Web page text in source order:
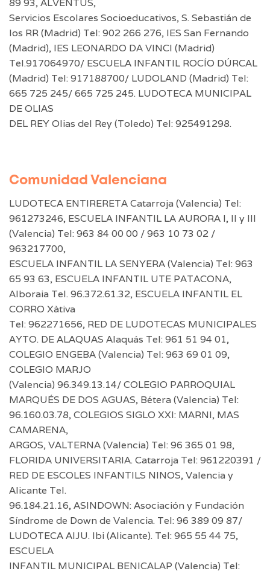
89 93, ALVENTUS,
Servicios Escolares Socioeducativos, S. Sebastián de
los RR (Madrid) Tel: 902 266 276, IES San Fernando
(Madrid), IES LEONARDO DA VINCI (Madrid)
Tel.917064970/ ESCUELA INFANTIL ROCÍO DÚRCAL
(Madrid) Tel: 917188700/ LUDOLAND (Madrid) Tel:
665 725 245/ 665 725 245. LUDOTECA MUNICIPAL
DE OLIAS
DEL REY Olias del Rey (Toledo) Tel: 925491298.
Comunidad Valenciana
LUDOTECA ENTIRERETA Catarroja (Valencia) Tel:
961273246, ESCUELA INFANTIL LA AURORA I, II y III
(Valencia) Tel: 963 84 00 00 / 963 10 73 02 /
963217700,
ESCUELA INFANTIL LA SENYERA (Valencia) Tel: 963
65 93 63, ESCUELA INFANTIL UTE PATACONA,
Alboraia Tel. 96.372.61.32, ESCUELA INFANTIL EL
CORRO Xàtiva
Tel: 962271656, RED DE LUDOTECAS MUNICIPALES
AYTO. DE ALAQUAS Alaquás Tel: 961 51 94 01,
COLEGIO ENGEBA (Valencia) Tel: 963 69 01 09,
COLEGIO MARJO
(Valencia) 96.349.13.14/ COLEGIO PARROQUIAL
MARQUÉS DE DOS AGUAS, Bétera (Valencia) Tel:
96.160.03.78, COLEGIOS SIGLO XXI: MARNI, MAS
CAMARENA,
ARGOS, VALTERNA (Valencia) Tel: 96 365 01 98,
FLORIDA UNIVERSITARIA. Catarroja Tel: 961220391 /
RED DE ESCOLES INFANTILS NINOS, Valencia y
Alicante Tel.
96.184.21.16, ASINDOWN: Asociación y Fundación
Síndrome de Down de Valencia. Tel: 96 389 09 87/
LUDOTECA AIJU. Ibi (Alicante). Tel: 965 55 44 75,
ESCUELA
INFANTIL MUNICIPAL BENICALAP (Valencia) Tel: